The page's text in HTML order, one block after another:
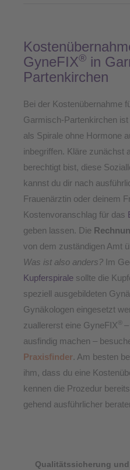
GyneFIX® in
Partenkirchen
Bei der Kostenübernahme
Garmisch-Partenkirchen ist
als Spirale ohne Hormone
inbegriffen. Kläre zunächst
berechtigt bist, diese
kannst du dir nach
Frauenärztin oder deinem
Kostenvoranschlag für das
geben lassen. Die
von dem zuständigen Amt
Was ist also anders? Im
Kupferspirale sollte die
speziell ausgebildeten
Gynäkologen eingesetzt
zuallererst eine GyneFIX ®
ausfindig machen –
Praxisfinder. Am besten
ihm, dass du eine
kennen die Prozedur
gehend ausführlicher
Qualitätssicherung und